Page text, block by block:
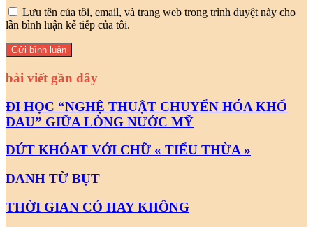
Lưu tên của tôi, email, và trang web trong trình duyệt này cho
lần bình luận kế tiếp của tôi.
bài viết gần đây
ĐI HỌC “NGHỆ THUẬT CHUYỂN HÓA KHỔ
ĐAU” GIỮA LÒNG NƯỚC MỸ
DỨT KHÓAT VỚI CHỮ « TIỂU THỪA »
DANH TỪ BỤT
THỜI GIAN CÓ HAY KHÔNG